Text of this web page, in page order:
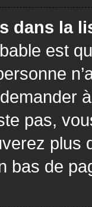
dans la
est
pas,
plus
bas de